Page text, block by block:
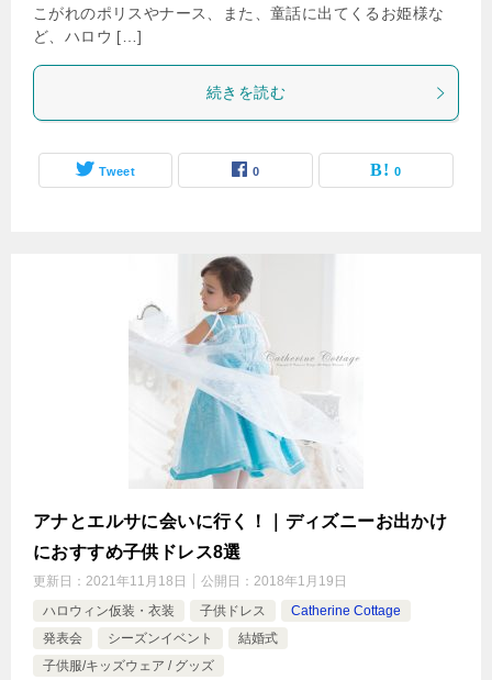
こがれのポリスやナース、また、童話に出てくるお姫様な
ど、ハロウ […]
続きを読む
Tweet 0 0
アナとエルサに会いに行く！｜ディズニーお出かけ
におすすめ子供ドレス8選
更新日： 2021年11月18日 公開日： 2018年1月19日
ハロウィン仮装・衣装
子供ドレス
Catherine Cottage
発表会
シーズンイベント
結婚式
子供服/キッズウェア / グッズ